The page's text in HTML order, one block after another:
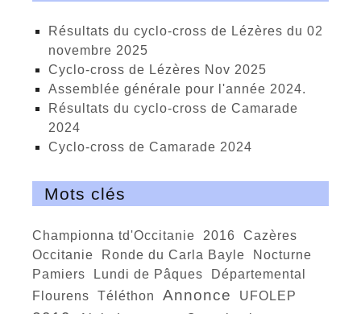
Résultats du cyclo-cross de Lézères du 02
novembre 2025
cyclo-cross de Lézères Nov 2025
Assemblée générale pour l'année 2024.
Résultats du cyclo-cross de Camarade
2024
Cyclo-cross de Camarade 2024
Mots clés
championna td'Occitanie 2016
Cazères
Occitanie
ronde du Carla Bayle
nocturne
Pamiers
Lundi de Pâques
départemental
Flourens
téléthon annonce UFOLEP